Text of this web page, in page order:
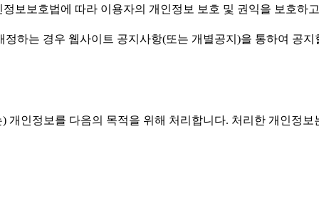
정보보호법에 따라 이용자의 개인정보 보호 및 권익을 보호
하는 경우 웹사이트 공지사항(또는 개별공지)을 통하여 공지
) 개인정보를 다음의 목적을 위해 처리합니다. 처리한 개인정